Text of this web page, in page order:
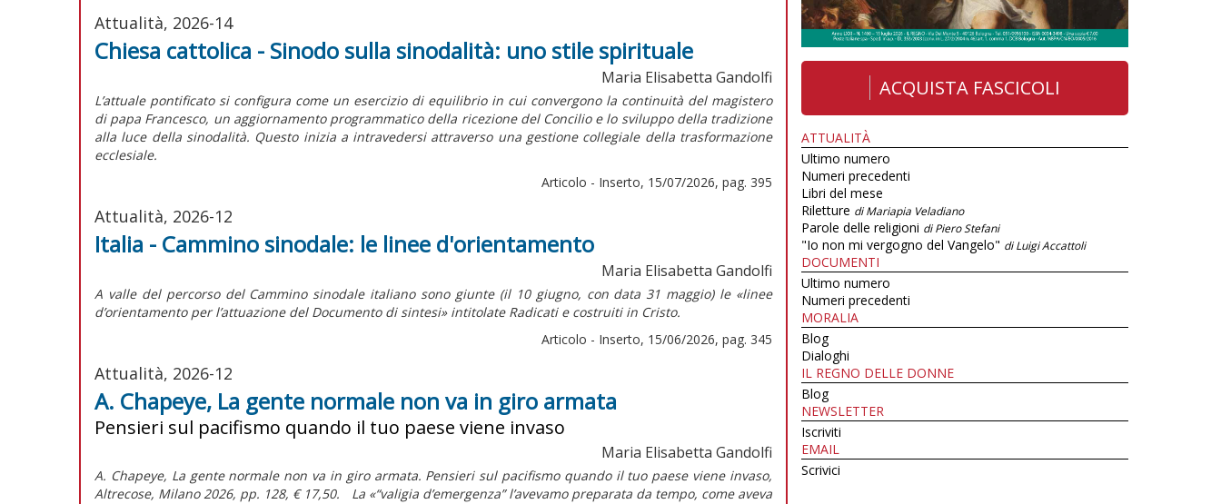
Attualità, 2026-14
Chiesa cattolica - Sinodo sulla sinodalità: uno stile spirituale
Maria Elisabetta Gandolfi
L’attuale pontificato si configura come un esercizio di equilibrio in cui convergono la continuità del magistero
di papa Francesco, un aggiornamento programmatico della ricezione del Concilio e lo sviluppo della tradizione
alla luce della sinodalità. Questo inizia a intravedersi attraverso una gestione collegiale della trasformazione
ecclesiale.
Articolo - Inserto, 15/07/2026, pag. 395
Attualità, 2026-12
Italia - Cammino sinodale: le linee d'orientamento
Maria Elisabetta Gandolfi
A valle del percorso del Cammino sinodale italiano sono giunte (il 10 giugno, con data 31 maggio) le «linee
d’orientamento per l’attuazione del Documento di sintesi»intitolate Radicati e costruiti in Cristo.
Articolo - Inserto, 15/06/2026, pag. 345
Attualità, 2026-12
A. Chapeye, La gente normale non va in giro armata
Pensieri sul pacifismo quando il tuo paese viene invaso
Maria Elisabetta Gandolfi
A. Chapeye, La gente normale non va in giro armata. Pensieri sul pacifismo quando il tuo paese viene invaso,
Altrecose, Milano 2026, pp. 128, € 17,50. La «“valigia d’emergenza” l’avevamo preparata da tempo, come aveva
ACQUISTA FASCICOLI
ATTUALITÀ
Ultimo numero
Numeri precedenti
Libri del mese
Riletture di Mariapia Veladiano
Parole delle religioni di Piero Stefani
"Io non mi vergogno del Vangelo" di Luigi Accattoli
DOCUMENTI
Ultimo numero
Numeri precedenti
MORALIA
Blog
Dialoghi
IL REGNO DELLE DONNE
Blog
NEWSLETTER
Iscriviti
EMAIL
Scrivici